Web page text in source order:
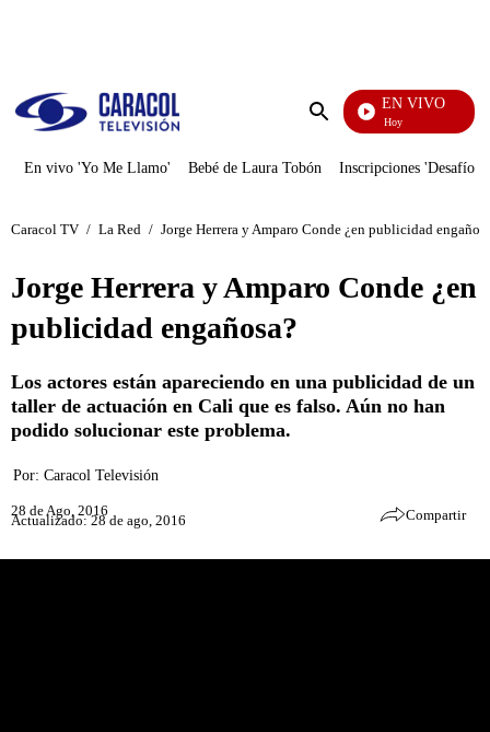
Enviar
EN VIVO
La Finca De Hoy
En vivo 'Yo Me Llamo' Bebé de Laura Tobón Inscripciones 'Desafío'
Caracol TV / La Red / Jorge Herrera y Amparo Conde ¿en publicidad
Jorge Herrera y Amparo Conde ¿en
publicidad engañosa?
Los actores están apareciendo en una publicidad de un
taller de actuación en Cali que es falso. Aún no han
podido solucionar este problema.
Por: Caracol Televisión
28 de Ago, 2016
Actualizado: 28 de ago, 2016 Compartir